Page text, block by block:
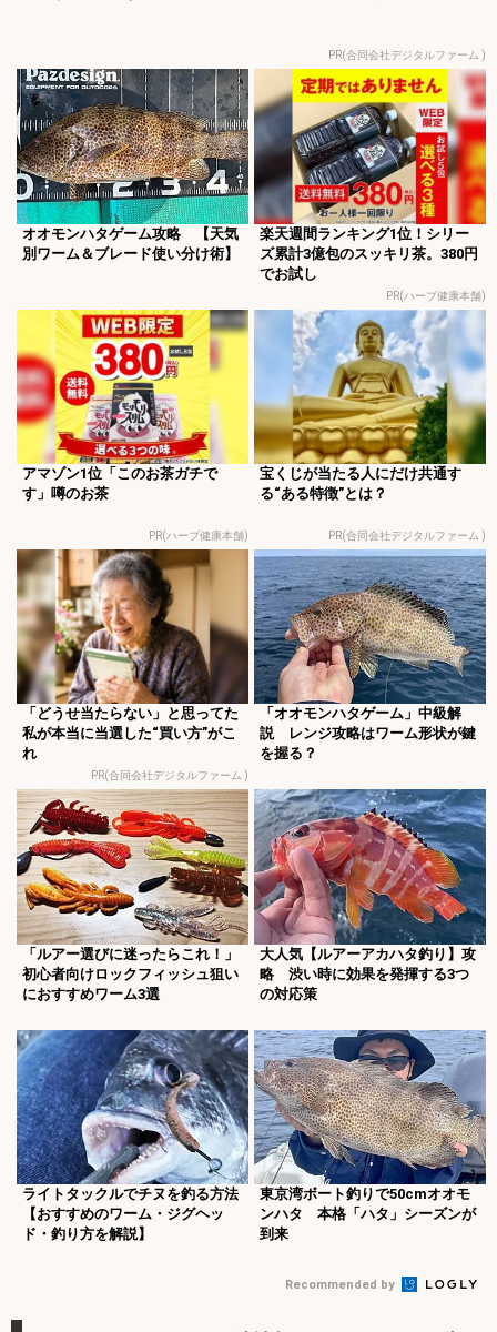
PR(合同会社デジタルファーム )
オオモンハタゲーム攻略 【天気
別ワーム＆ブレード使い分け術】
楽天週間ランキング1位！シリー
ズ累計3億包のスッキリ茶。380円
でお試し
PR(ハーブ健康本舗)
アマゾン1位「このお茶ガチで
す」噂のお茶
PR(ハーブ健康本舗)
宝くじが当たる人にだけ共通す
る“ある特徴”とは？
PR(合同会社デジタルファーム )
「どうせ当たらない」と思ってた
私が本当に当選した“買い方”がこ
れ
PR(合同会社デジタルファーム )
「オオモンハタゲーム」中級解
説 レンジ攻略はワーム形状が鍵
を握る？
「ルアー選びに迷ったらこれ！」
初心者向けロックフィッシュ狙い
におすすめワーム3選
大人気【ルアーアカハタ釣り】攻
略 渋い時に効果を発揮する3つ
の対応策
ライトタックルでチヌを釣る方法
【おすすめのワーム・ジグヘッ
ド・釣り方を解説】
東京湾ボート釣りで50cmオオモ
ンハタ 本格「ハタ」シーズンが
到来
Recommended by